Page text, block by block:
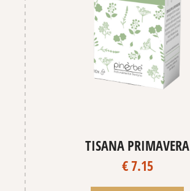
TISANA PRIMAVERA
€ 7.15